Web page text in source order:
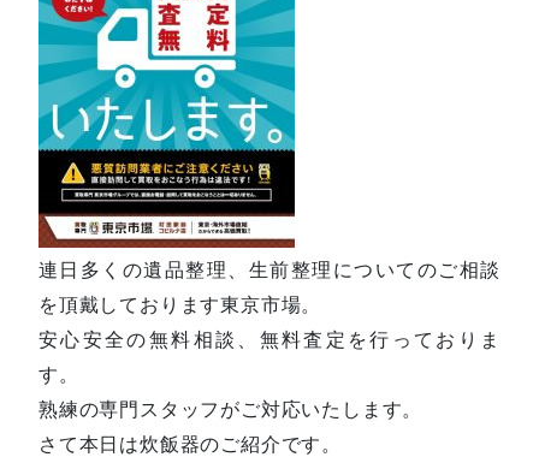
連日多くの遺品整理、生前整理についてのご相談
を頂戴しております東京市場。
安心安全の無料相談、無料査定を行っておりま
す。
熟練の専門スタッフがご対応いたします。
さて本日は炊飯器のご紹介です。